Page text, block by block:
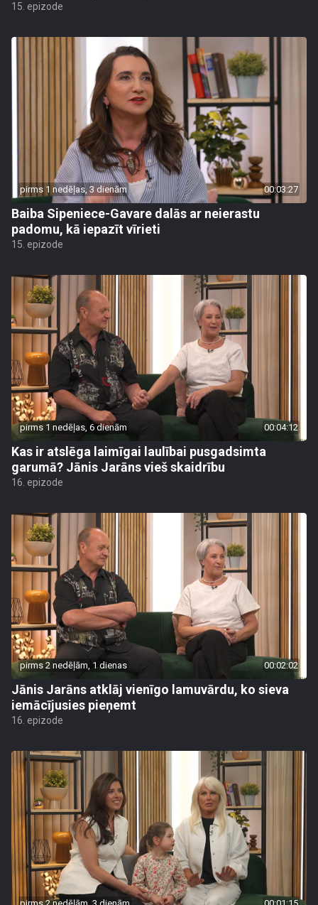
15. epizode
pirms 1 nedēļas, 3 dienām 00:03:27
Baiba Sipeniece-Gavare dalās ar neierastu
padomu, kā iepazīt vīrieti
15. epizode
pirms 1 nedēļas, 6 dienām 00:04:12
Kas ir atslēga laimīgai laulībai pusgadsimta
garumā? Jānis Jarāns vieš skaidrību
16. epizode
pirms 2 nedēļām, 1 dienas 00:02:02
Jānis Jarāns atklāj vienīgo lamuvārdu, ko sieva
iemācījusies pieņemt
16. epizode